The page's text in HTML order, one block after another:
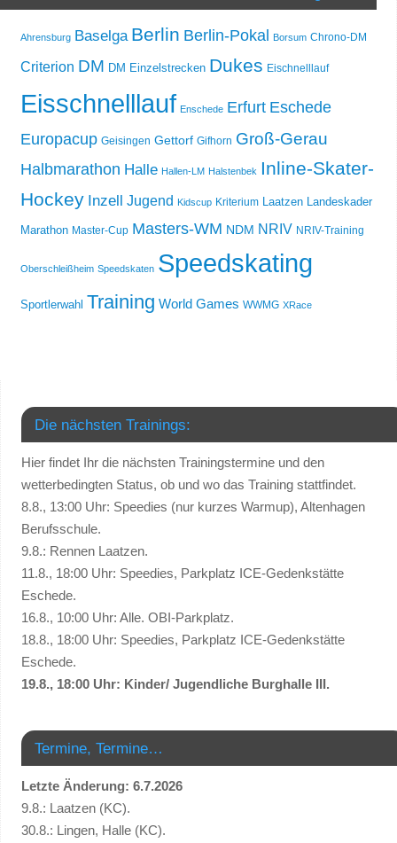
Ahrensburg Baselga Berlin Berlin-Pokal Borsum Chrono-DM
Criterion DM DM Einzelstrecken Dukes Eischnelllauf
Eisschnelllauf Enschede Erfurt Eschede
Europacup Geisingen Gettorf Gifhorn Groß-Gerau
Halbmarathon Halle Hallen-LM Halstenbek Inline-Skater-
Hockey Inzell Jugend Kidscup Kriterium Laatzen Landeskader
Marathon Master-Cup Masters-WM NDM NRIV NRIV-Training
Oberschleißheim Speedskaten Speedskating
Sportlerwahl Training World Games WWMG XRace
Die nächsten Trainings:
Hier findet Ihr die nächsten Trainingstermine und den
wetterbedingten Status, ob und wo das Training stattfindet.
8.8., 13:00 Uhr: Speedies (nur kurzes Warmup), Altenhagen
Berufsschule.
9.8.: Rennen Laatzen.
11.8., 18:00 Uhr: Speedies, Parkplatz ICE-Gedenkstätte
Eschede.
16.8., 10:00 Uhr: Alle. OBI-Parkplatz.
18.8., 18:00 Uhr: Speedies, Parkplatz ICE-Gedenkstätte
Eschede.
19.8., 18:00 Uhr: Kinder/ Jugendliche Burghalle III.
Termine, Termine…
Letzte Änderung: 6.7.2026
9.8.: Laatzen (KC).
30.8.: Lingen, Halle (KC).